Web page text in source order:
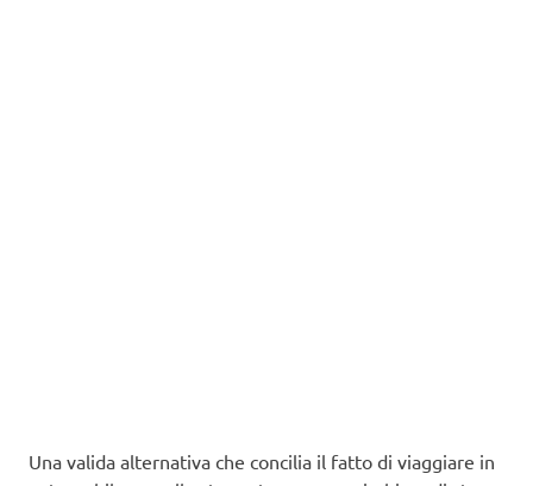
Una valida alternativa che concilia il fatto di viaggiare in